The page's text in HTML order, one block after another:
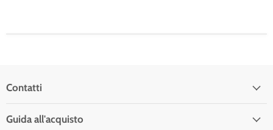
Contatti
Guida all'acquisto